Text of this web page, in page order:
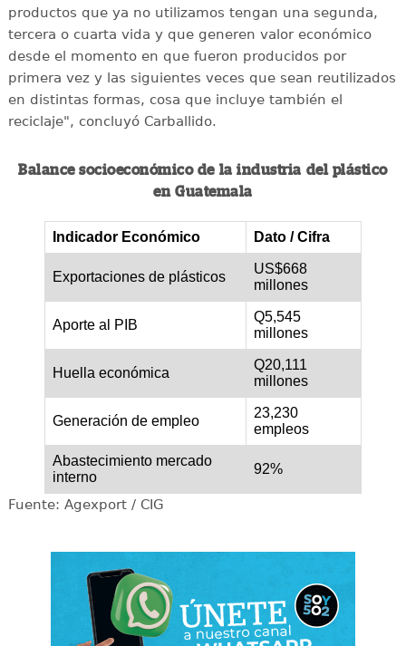
productos que ya no utilizamos tengan una segunda,
tercera o cuarta vida y que generen valor económico
desde el momento en que fueron producidos por
primera vez y las siguientes veces que sean reutilizados
en distintas formas, cosa que incluye también el
reciclaje", concluyó Carballido.
Balance socioeconómico de la industria del plástico
en Guatemala
Indicador Económico Dato / Cifra
Exportaciones de plásticos
US$668
millones
Aporte al PIB
Q5,545
millones
Huella económica
Q20,111
millones
Generación de empleo
23,230
empleos
Abastecimiento mercado
interno
92%
Fuente: Agexport / CIG